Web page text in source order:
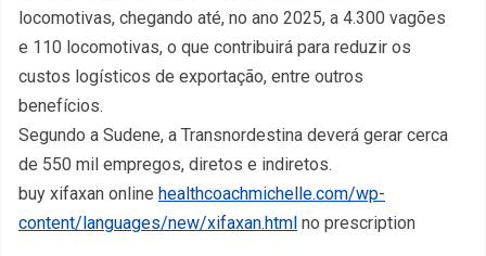
locomotivas, chegando até, no ano 2025, a 4.300 vagões
e 110 locomotivas, o que contribuirá para reduzir os
custos logísticos de exportação, entre outros
benefícios.
Segundo a Sudene, a Transnordestina deverá gerar cerca
de 550 mil empregos, diretos e indiretos.
buy xifaxan online healthcoachmichelle.com/wp-
content/languages/new/xifaxan.html no prescription